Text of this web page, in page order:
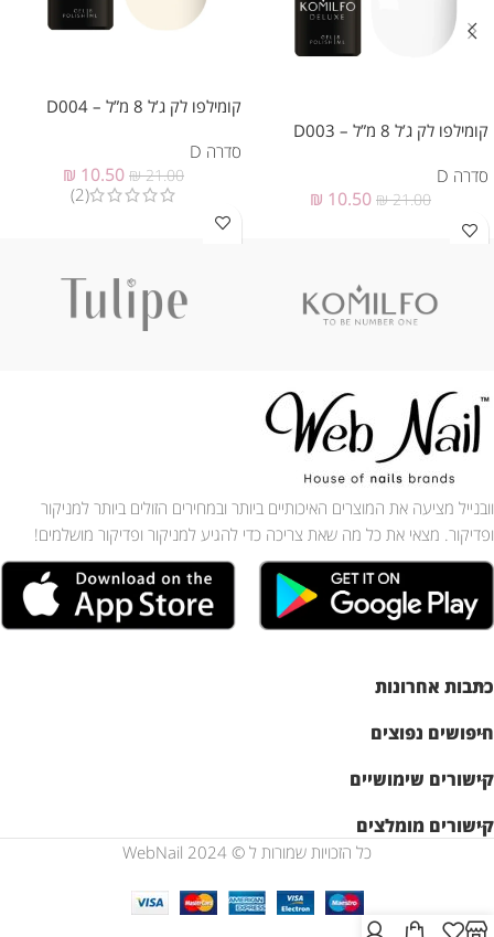
קומילפו לק ג’ל 8 מ”ל – D003
סדרה D
₪21.00
₪ 10.50
קומילפו לק ג’ל 8 מ”ל – D004
סדרה D
₪21.00
₪ 10.50
(2)
וובנייל מציעה את המוצרים האיכותיים ביותר ובמחירים הזולים ביותר למניקור
ופדיקור. מצאי את כל מה שאת צריכה כדי להגיע למניקור ופדיקור מושלמים!
כתבות אחרונות
חיפושים נפוצים
קישורים שימושיים
קישורים מומלצים
כל הזכויות שמורות ל © WebNail 2024